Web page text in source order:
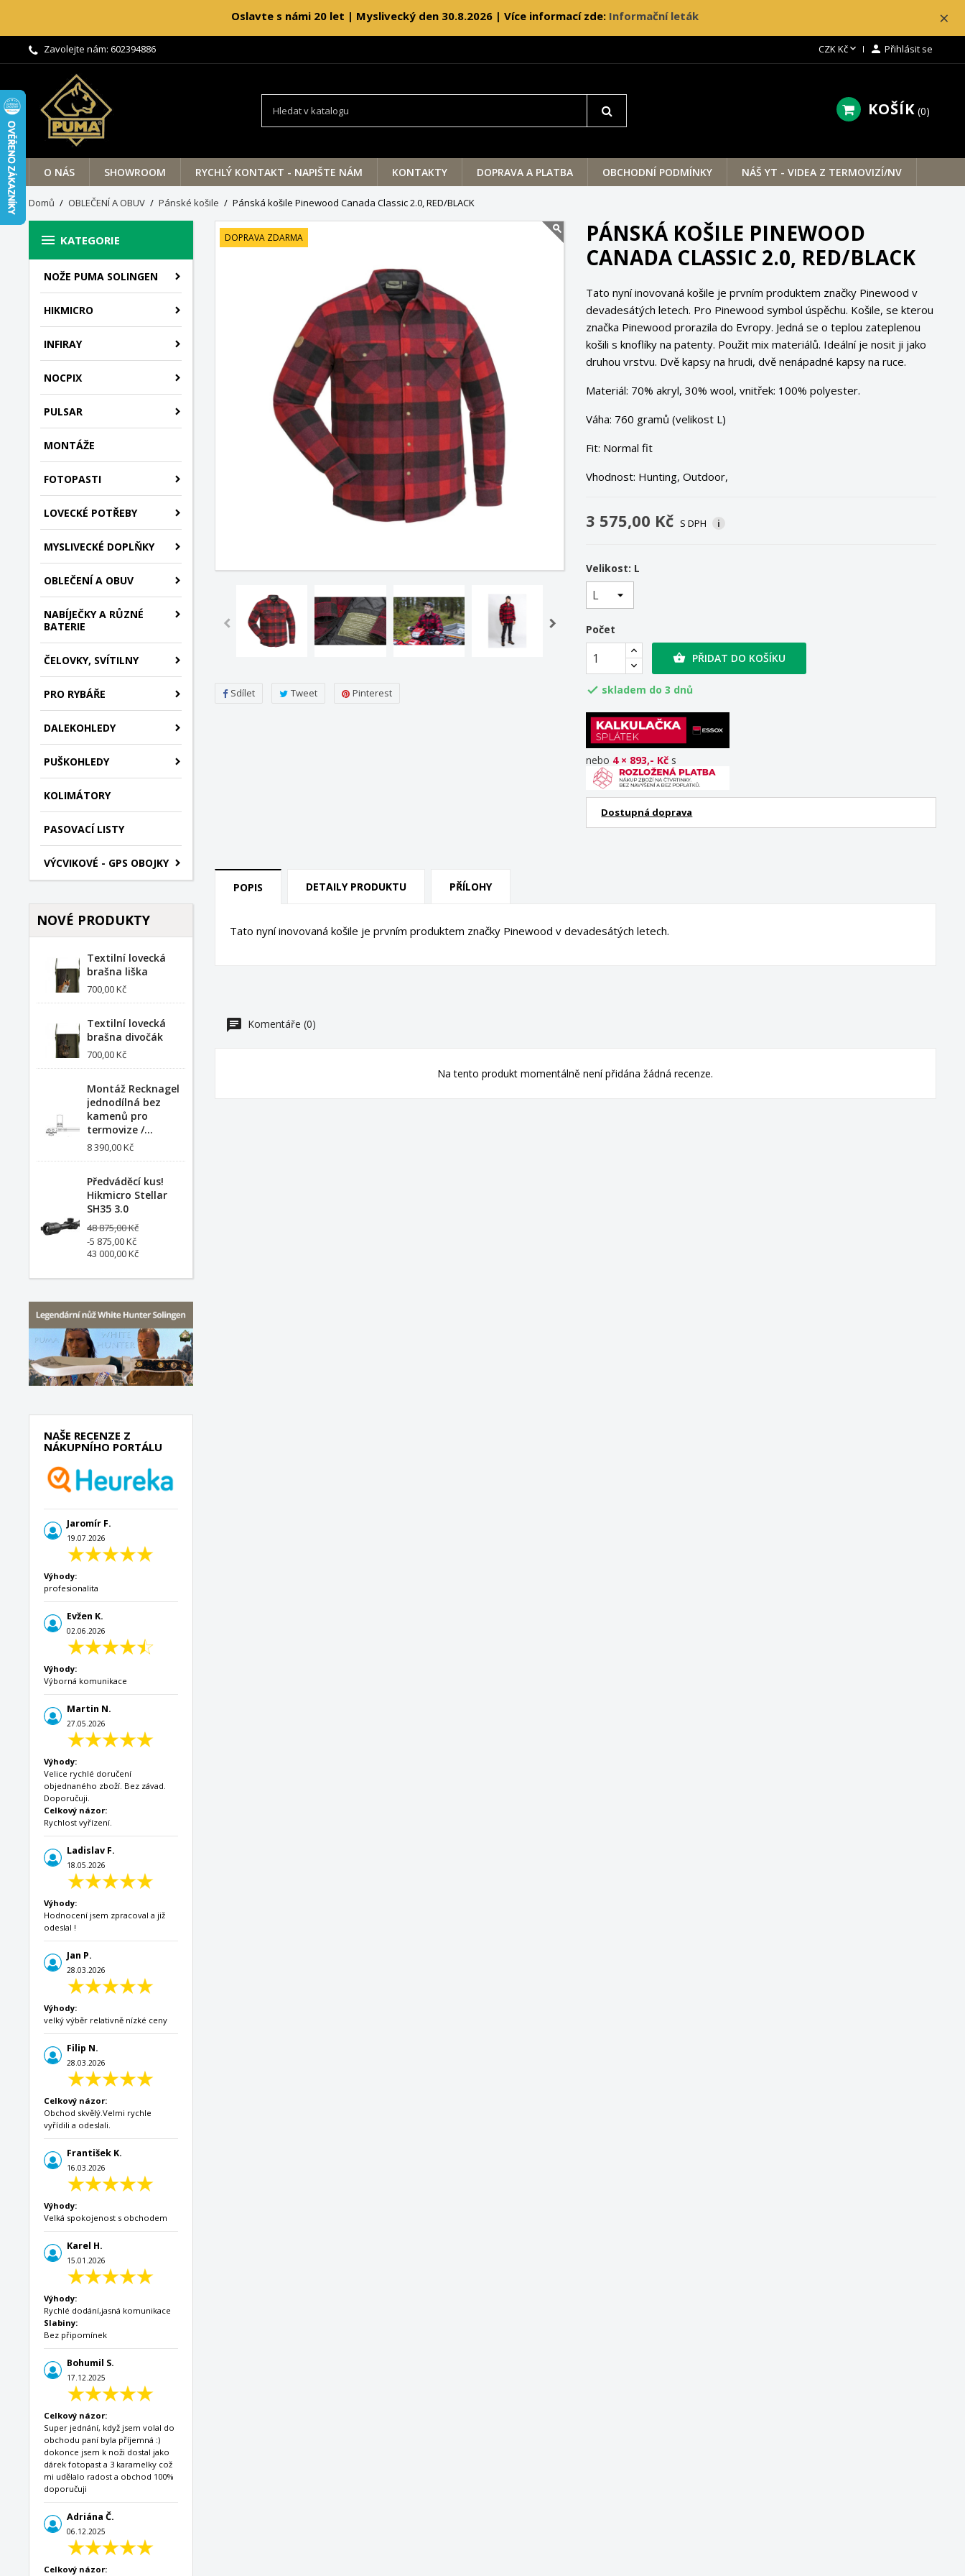
×
Oslavte s námi 20 let | Myslivecký den 30.8.2026 | Více informací zde: Informační leták
Zavolejte nám: 602394886 CZK Kč  Přihlásit se
KOŠÍK 0
O NÁS SHOWROOM RYCHLÝ KONTAKT - NAPIŠTE NÁM KONTAKTY DOPRAVA A PLATBA OBCHODNÍ PODMÍNKY NÁŠ YT - VIDEA Z TERMOVIZÍ/NV
Domů OBLEČENÍ A OBUV Pánské košile Pánská košile Pinewood Canada Classic 2.0, RED/BLACK
 KATEGORIE
NOŽE PUMA SOLINGEN
HIKMICRO
INFIRAY
NOCPIX
PULSAR
MONTÁŽE
FOTOPASTI
LOVECKÉ POTŘEBY
MYSLIVECKÉ DOPLŇKY
OBLEČENÍ A OBUV
NABÍJEČKY A RŮZNÉ
BATERIE
ČELOVKY, SVÍTILNY
PRO RYBÁŘE
DALEKOHLEDY
PUŠKOHLEDY
KOLIMÁTORY
PASOVACÍ LISTY
VÝCVIKOVÉ - GPS OBOJKY
NOVÉ PRODUKTY
Textilní lovecká
brašna liška
700,00 Kč
Textilní lovecká
brašna divočák
700,00 Kč
Montáž Recknagel
jednodílná bez
kamenů pro
termovize /...
8 390,00 Kč
Předváděcí kus!
Hikmicro Stellar
SH35 3.0
48 875,00 Kč
-5 875,00 Kč
43 000,00 Kč
NAŠE RECENZE Z
NÁKUPNÍHO PORTÁLU
Jaromír F.
19.07.2026
Výhody:
profesionalita
Evžen K.
02.06.2026
Výhody:
Výborná komunikace
Martin N.
27.05.2026
Výhody:
Velice rychlé doručení
objednaného zboží. Bez závad.
Doporučuji.
Celkový názor:
Rychlost vyřízení.
Ladislav F.
18.05.2026
Výhody:
Hodnocení jsem zpracoval a již
odeslal !
Jan P.
28.03.2026
Výhody:
velký výběr relativně nízké ceny
Filip N.
28.03.2026
Celkový názor:
Obchod skvělý.Velmi rychle
vyřídili a odeslali.
František K.
16.03.2026
Výhody:
Velká spokojenost s obchodem
Karel H.
15.01.2026
Výhody:
Rychlé dodání,jasná komunikace
Slabiny:
Bez připomínek
Bohumil S.
17.12.2025
Celkový názor:
Super jednání, když jsem volal do
obchodu paní byla příjemná :)
dokonce jsem k noži dostal jako
dárek fotopast a 3 karamelky což
mi udělalo radost a obchod 100%
doporučuji
Adriána Č.
06.12.2025
Celkový názor:
DOPRAVA ZDARMA
Sdílet Tweet Pinterest
PÁNSKÁ KOŠILE PINEWOOD
CANADA CLASSIC 2.0, RED/BLACK
Tato nyní inovovaná košile je prvním produktem značky Pinewood v
devadesátých letech. Pro Pinewood symbol úspěchu. Košile, se kterou
značka Pinewood prorazila do Evropy. Jedná se o teplou zateplenou
košili s knoflíky na patenty. Použit mix materiálů. Ideální je nosit ji jako
druhou vrstvu. Dvě kapsy na hrudi, dvě nenápadné kapsy na ruce.
Materiál: 70% akryl, 30% wool, vnitřek: 100% polyester.
Váha: 760 gramů (velikost L)
Fit: Normal fit
Vhodnost: Hunting, Outdoor,
3 575,00 Kč S DPH i
Velikost: L
Počet
 PŘIDAT DO KOŠÍKU
 skladem do 3 dnů
nebo 4 × 893,- Kč s
Dostupná doprava
POPIS DETAILY PRODUKTU PŘÍLOHY
Tato nyní inovovaná košile je prvním produktem značky Pinewood v devadesátých letech.
Komentáře (0)
Na tento produkt momentálně není přidána žádná recenze.